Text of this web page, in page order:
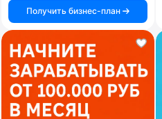
Получить бизнес-план